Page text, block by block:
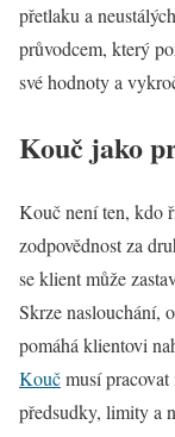
přetlaku a
průvodcem, který
své hodnoty a
Kouč jako
Kouč není ten, kdo
zodpovědnost za
se klient může
Skrze naslouchání,
pomáhá klientovi
Koučmusí
předsudky, limity a